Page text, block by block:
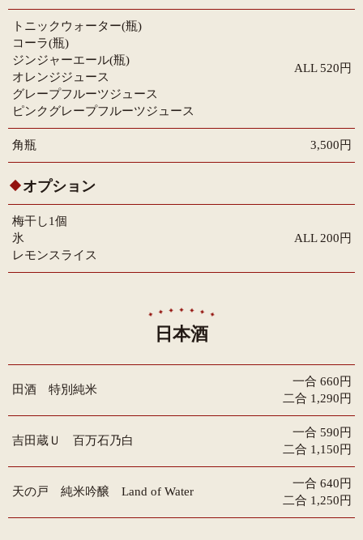
トニックウォーター(瓶)
コーラ(瓶)
ジンジャーエール(瓶)
オレンジジュース
グレープフルーツジュース
ピンクグレープフルーツジュース
ALL 520円
角瓶 3,500円
オプション
梅干し1個
氷
レモンスライス
ALL 200円
日本酒
田酒 特別純米
一合 660円
二合 1,290円
吉田蔵Ｕ 百万石乃白
一合 590円
二合 1,150円
天の戸 純米吟醸 Land of Water
一合 640円
二合 1,250円